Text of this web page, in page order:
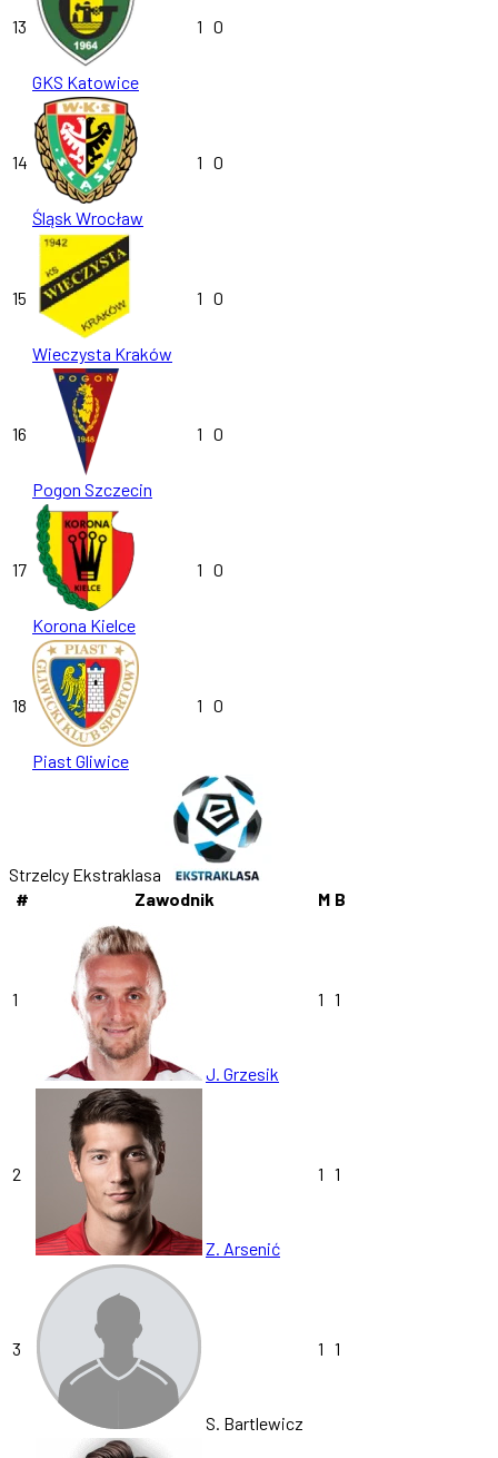
13
GKS Katowice
1 0
14
Śląsk Wrocław
1 0
15
Wieczysta Kraków
1 0
16
Pogon Szczecin
1 0
17
Korona Kielce
1 0
18
Piast Gliwice
1 0
Strzelcy Ekstraklasa
#
Zawodnik M B
1
J. Grzesik
1 1
2
Z. Arsenić
1 1
3
S. Bartlewicz
1 1